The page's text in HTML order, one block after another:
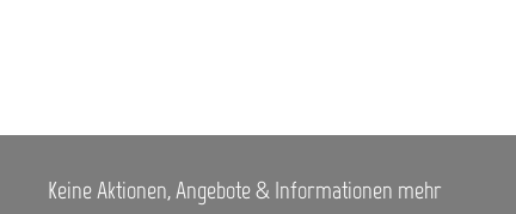
cm
Keine Aktionen, Angebote & Informationen mehr